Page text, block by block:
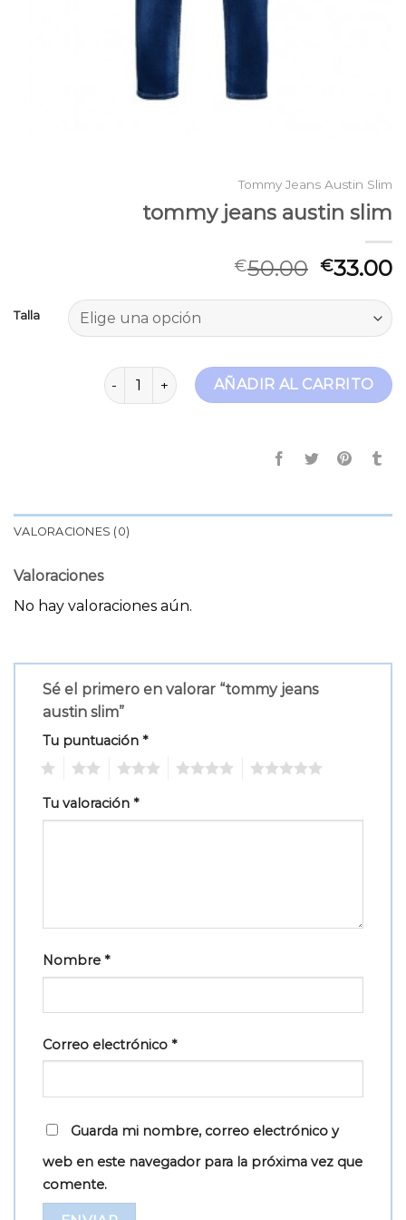
Tommy Jeans Austin Slim
tommy jeans austin slim
€50.00 €33.00
Talla
tommy jeans austin slim cantidad
AÑADIR AL CARRITO
VALORACIONES (0)
Valoraciones
No hay valoraciones aún.
Sé el primero en valorar “tommy jeans
austin slim”
Tu puntuación *
Tu valoración *
Nombre *
Correo electrónico *
Guarda mi nombre, correo electrónico y
web en este navegador para la próxima vez que
comente.